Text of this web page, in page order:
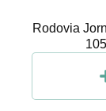
Rodovia